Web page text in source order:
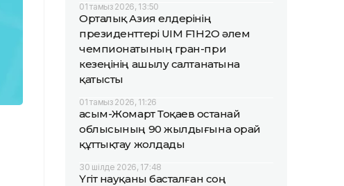
01 тамыз 2026, 13:50
Орталық Азия елдерінің
президенттері UIM F1H2O әлем
чемпионатының гран-при
кезеңінің ашылу салтанатына
қатысты
01 тамыз 2026, 11:26
Қасым-Жомарт Тоқаев Қостанай
облысының 90 жылдығына орай
құттықтау жолдады
30 шілде 2026, 17:48
Үгіт науқаны басталған соң